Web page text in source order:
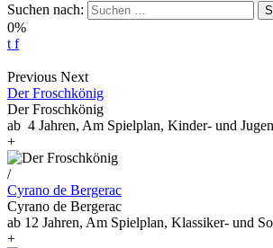
Suchen nach:
0%
t f
Previous Next
Der Froschkönig
Der Froschkönig
ab 4 Jahren, Am Spielplan, Kinder- und
+
/
Cyrano de Bergerac
Cyrano de Bergerac
ab 12 Jahren, Am Spielplan, Klassiker- und
+